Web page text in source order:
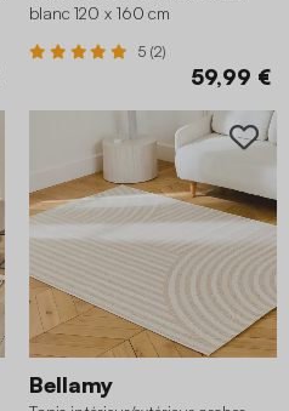
blanc 120 x 160 cm
5 (2)
59,99 €
Bellamy